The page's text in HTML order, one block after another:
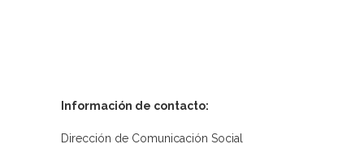
Información de contacto:
Dirección de Comunicación Social